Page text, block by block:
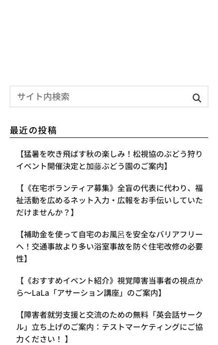
最近の投稿
【​猛暑を吹き飛ばす秋の楽しみ！松視協のぶどう狩り
イベント開催決定と加藤ぶどう園のご案内】
【《在宅ボランティア募集》全盲の代表に代わり、福
祉活動を広めるネット入力・広報をお手伝いしていた
だけませんか？】
【補助金を使って自宅のお風呂を安全なバリアフリー
へ！交通事故より多い浴室事故を防ぐ住宅改修の必要
性】
【《おすすめイベント紹介》視覚障害当事者の視点か
ら〜LaLa「アサーション講座」のご案内】
【​障害者就労支援と交流のための無料「英会話サーク
ル」立ち上げのご案内：テストマーケティングにご協
力ください！ 】